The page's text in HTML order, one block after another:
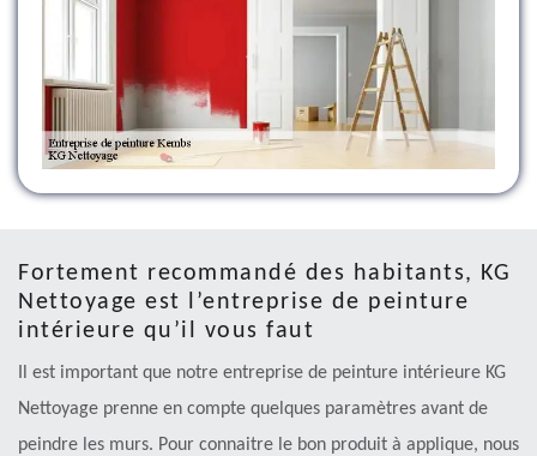
Fortement recommandé des habitants, KG
Nettoyage est l’entreprise de peinture
intérieure qu’il vous faut
Il est important que notre entreprise de peinture intérieure KG
Nettoyage prenne en compte quelques paramètres avant de
peindre les murs. Pour connaitre le bon produit à applique, nous